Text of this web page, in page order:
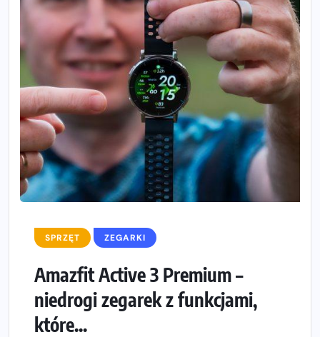
SPRZĘT ZEGARKI
Amazfit Active 3 Premium –
niedrogi zegarek z funkcjami,
które...